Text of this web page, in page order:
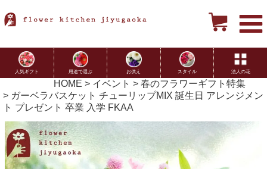
人気ギフト 用途で選ぶ お供え スタイル 法人の花
HOME イベント
春のフラワーギフト特集
ガーベラバスケット チューリップMIX 誕生日 アレンジメン
ト プレゼント 卒業 入学 FKAA